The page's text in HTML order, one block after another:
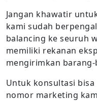
Jangan khawatir
kami sudah
balancing ke seuruh
memiliki rekanan
mengirimkan
Untuk konsultasi
nomor marketing